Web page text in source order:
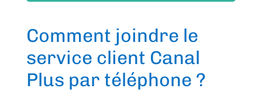
Comment joindre le
service client Canal
Plus par téléphone ?